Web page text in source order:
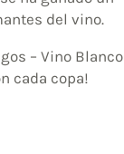
del vino.
– Vino Blanco
cada copa!